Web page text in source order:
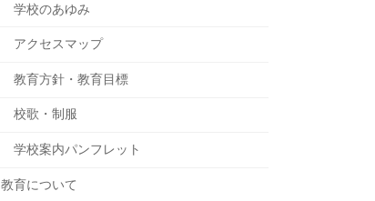
学校のあゆみ
アクセスマップ
教育方針・教育目標
校歌・制服
学校案内パンフレット
教育について